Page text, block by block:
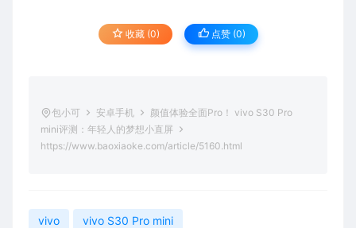
收藏 (0) 点赞 (0)
包小可 安卓手机
颜值体验全面Pro！ vivo S30 Pro
mini评测：年轻人的梦想小直屏
https://www.baoxiaoke.com/article/5160.html
vivo vivo S30 Pro mini